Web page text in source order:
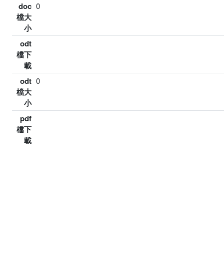
doc
檔大
小
0
odt
檔下
載
odt
檔大
小
0
pdf
檔下
載